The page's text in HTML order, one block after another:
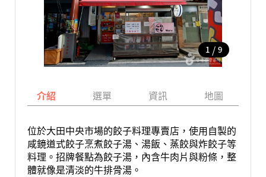
1 / 9
介紹 選單 資訊 地圖
位於大田中央市場的餃子料理專賣店，使用自製的
咸鏡道式餃子烹煮餃子湯、湯飯、蒸餃與炸餃子等
料理。招牌餐點為餃子湯，內含牛肉片與粉條，整
體就像是清淡的牛排骨湯。